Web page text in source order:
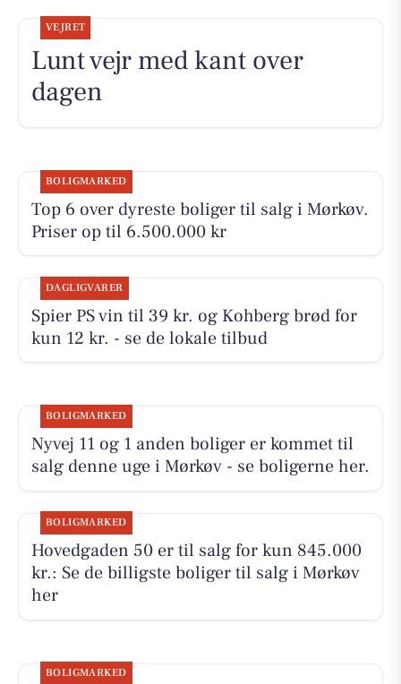
VEJRET
Lunt vejr med kant over
dagen
BOLIGMARKED
Top 6 over dyreste boliger til salg i Mørkøv.
Priser op til 6.500.000 kr
DAGLIGVARER
Spier PS vin til 39 kr. og Kohberg brød for
kun 12 kr. - se de lokale tilbud
BOLIGMARKED
Nyvej 11 og 1 anden boliger er kommet til
salg denne uge i Mørkøv - se boligerne her.
BOLIGMARKED
Hovedgaden 50 er til salg for kun 845.000
kr.: Se de billigste boliger til salg i Mørkøv
her
BOLIGMARKED